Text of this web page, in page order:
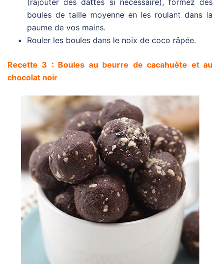
(rajouter des dattes si nécessaire), formez des
boules de taille moyenne en les roulant dans la
paume de vos mains.
Rouler les boules dans le noix de coco râpée.
Recette 3 : Boules au beurre de cacahuète et au
chocolat noir